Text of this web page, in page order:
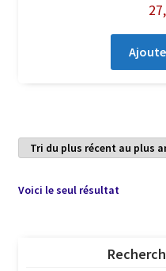
Voici le seul résultat